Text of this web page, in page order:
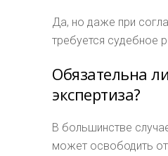
Да, но даже при
требуется судебное
Обязательна
экспертиза?
В большинстве
может освободить